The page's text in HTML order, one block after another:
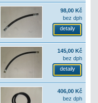
98,00 Kč
bez dph
detaily
145,00 Kč
bez dph
detaily
406,00 Kč
bez dph